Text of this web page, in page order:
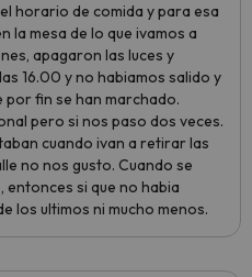
horario de comida y para esa
la mesa de lo que ivamos a
apagaron las luces y
16.00 y no habiamos salido y
por fin se han marchado.
pero si nos paso dos veces.
cuando ivan a retirar las
no nos gusto. Cuando se
si que no habia
los ultimos ni mucho menos.